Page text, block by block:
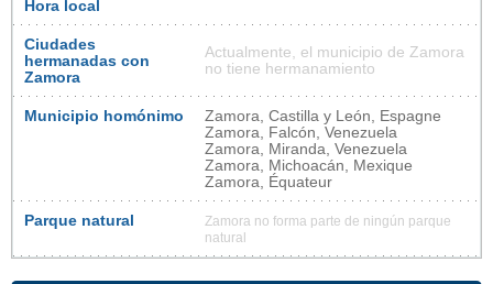
Hora local
Ciudades
hermanadas con
Zamora
Actualmente, el municipio de Zamora
no tiene hermanamiento
Municipio homónimo
Zamora, Castilla y León, Espagne
Zamora, Falcón, Venezuela
Zamora, Miranda, Venezuela
Zamora, Michoacán, Mexique
Zamora, Équateur
Parque natural
Zamora no forma parte de ningún parque
natural